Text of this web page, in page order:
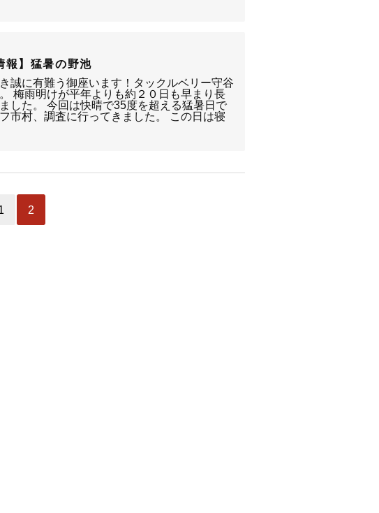
報】猛暑の野池
誠に有難う御座います！タックルベリー守谷
梅雨明けが平年よりも約２０日も早まり長
した。 今回は快晴で35度を超える猛暑日で
市村、調査に行ってきました。 この日は寝
2